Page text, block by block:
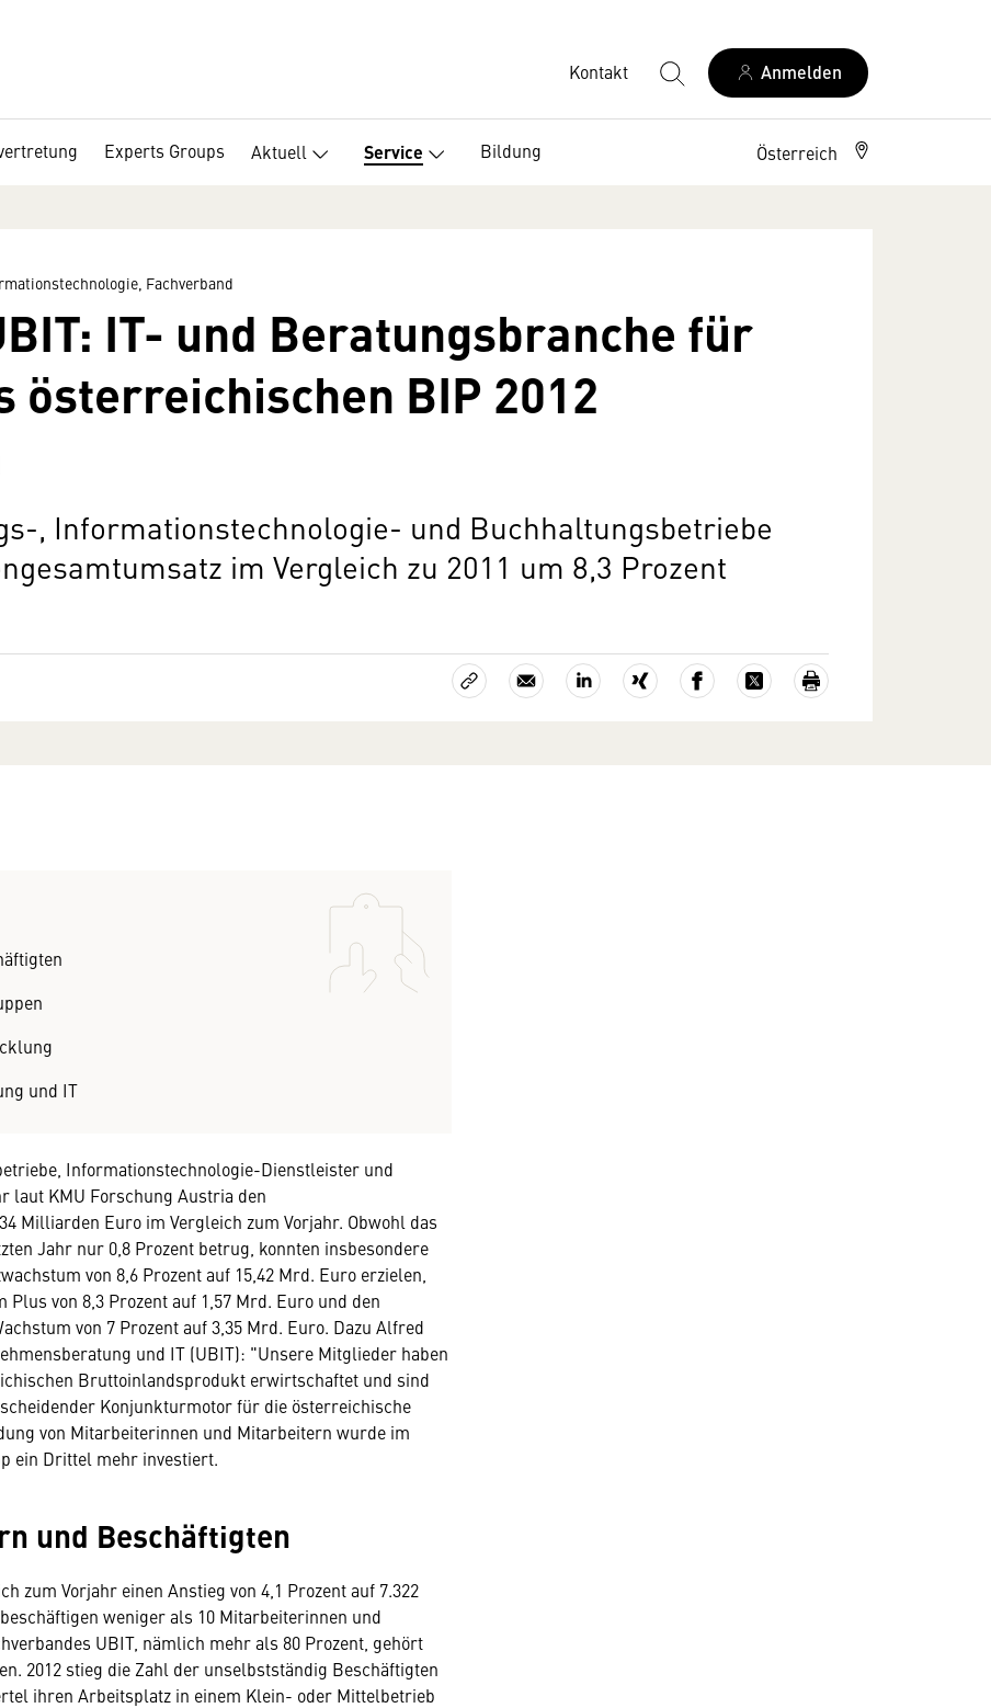
Kontakt Anmelden
Experts Groups Aktuell Service Bildung Österreich
Fachverband
IT- und Beratungsbranche für
österreichischen BIP 2012
, Informationstechnologie- und Buchhaltungsbetriebe
im Vergleich zu 2011 um 8,3 Prozent
und IT
Informationstechnologie-Dienstleister und
laut KMU Forschung Austria den
Milliarden Euro im Vergleich zum Vorjahr. Obwohl das
Jahr nur 0,8 Prozent betrug, konnten insbesondere
von 8,6 Prozent auf 15,42 Mrd. Euro erzielen,
von 8,3 Prozent auf 1,57 Mrd. Euro und den
von 7 Prozent auf 3,35 Mrd. Euro. Dazu Alfred
und IT (UBIT): "Unsere Mitglieder haben
Bruttoinlandsprodukt erwirtschaftet und sind
Konjunkturmotor für die österreichische
von Mitarbeiterinnen und Mitarbeitern wurde im
ein Drittel mehr investiert.
und Beschäftigten
zum Vorjahr einen Anstieg von 4,1 Prozent auf 7.322
weniger als 10 Mitarbeiterinnen und
UBIT, nämlich mehr als 80 Prozent, gehört
2012 stieg die Zahl der unselbstständig Beschäftigten
ihren Arbeitsplatz in einem Klein- oder Mittelbetrieb